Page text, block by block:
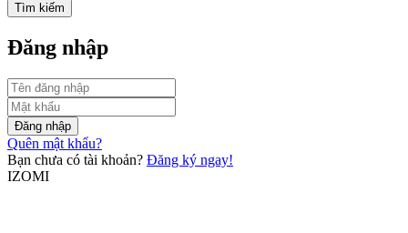
Tìm kiếm
Đăng nhập
Đăng nhập
Quên mật khẩu?
Bạn chưa có tài khoản? Đăng ký ngay!
IZOMI